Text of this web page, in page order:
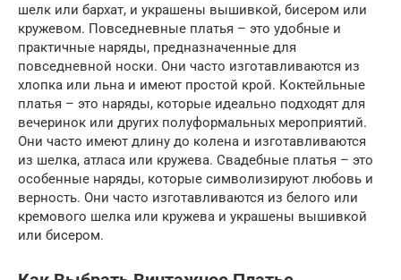
шелк или бархат, и украшены вышивкой, бисером или
кружевом. Повседневные платья – это удобные и
практичные наряды, предназначенные для
повседневной носки. Они часто изготавливаются из
хлопка или льна и имеют простой крой. Коктейльные
платья – это наряды, которые идеально подходят для
вечеринок или других полуформальных мероприятий.
Они часто имеют длину до колена и изготавливаются
из шелка, атласа или кружева. Свадебные платья – это
особенные наряды, которые символизируют любовь и
верность. Они часто изготавливаются из белого или
кремового шелка или кружева и украшены вышивкой
или бисером.